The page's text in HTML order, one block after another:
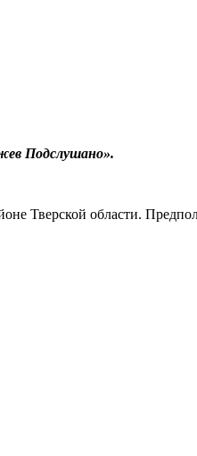
Подслушано».
Тверской области.